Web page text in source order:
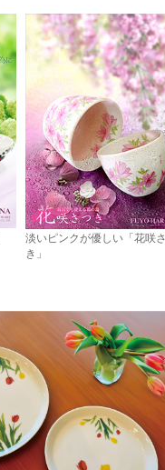
淡いピンクが優しい「花咲
き」